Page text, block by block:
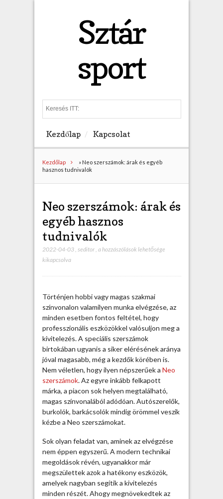
Sztár
sport
e
h
Kezdőlap Kapcsolat
Kezdőlap » Neo szerszámok: árak és egyéb
hasznos tudnivalók
Neo szerszámok: árak és
egyéb hasznos
tudnivalók
2022-04-03, seditor, N
e
r
s
z
á
m
o
k
:
á
r
a
k
g
a hozzászólások lehetősége
kikapcsolva
Történjen hobbi vagy magas szakmai
színvonalon valamilyen munka elvégzése, az
minden esetben fontos feltétel, hogy
professzionális eszközökkel valósuljon meg a
kivitelezés. A speciális szerszámok
birtokában ugyanis a siker elérésének aránya
jóval magasabb, még a kezdők körében is.
Nem véletlen, hogy ilyen népszerűek a Neo
szerszámok. Az egyre inkább felkapott
márka, a piacon sok helyen megtalálható,
magas színvonalából adódóan. Autószerelők,
burkolók, barkácsolók mindig örömmel veszik
kézbe a Neo szerszámokat.
Sok olyan feladat van, aminek az elvégzése
nem éppen egyszerű. A modern technikai
megoldások révén, ugyanakkor már
megszülettek azok a hatékony eszközök,
amelyek nagyban segítik a kivitelezés
minden részét. Ahogy megnövekedtek az